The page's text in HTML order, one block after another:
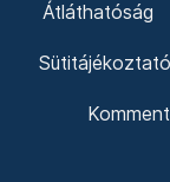
Átláthatóság
Sütitájékoztató